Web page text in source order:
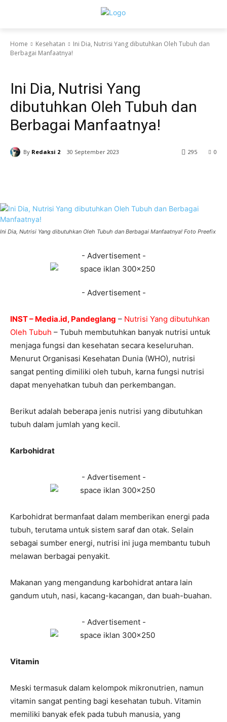
Home Kesehatan
Ini Dia, Nutrisi Yang dibutuhkan Oleh Tubuh dan
Berbagai Manfaatnya!
Ini Dia, Nutrisi Yang
dibutuhkan Oleh Tubuh dan
Berbagai Manfaatnya!
By Redaksi 2 30 September 2023 0
295
Ini Dia, Nutrisi Yang dibutuhkan Oleh Tubuh dan Berbagai Manfaatnya! Foto Preefix
- Advertisement -
- Advertisement -
INST – Media.id, Pandeglang – Nutrisi Yang dibutuhkan
Oleh Tubuh – Tubuh membutuhkan banyak nutrisi untuk
menjaga fungsi dan kesehatan secara keseluruhan.
Menurut Organisasi Kesehatan Dunia (WHO), nutrisi
sangat penting dimiliki oleh tubuh, karna fungsi nutrisi
dapat menyehatkan tubuh dan perkembangan.
Berikut adalah beberapa jenis nutrisi yang dibutuhkan
tubuh dalam jumlah yang kecil.
Karbohidrat
- Advertisement -
Karbohidrat bermanfaat dalam memberikan energi pada
tubuh, terutama untuk sistem saraf dan otak. Selain
sebagai sumber energi, nutrisi ini juga membantu tubuh
melawan berbagai penyakit.
Makanan yang mengandung karbohidrat antara lain
gandum utuh, nasi, kacang-kacangan, dan buah-buahan.
- Advertisement -
Vitamin
Meski termasuk dalam kelompok mikronutrien, namun
vitamin sangat penting bagi kesehatan tubuh. Vitamin
memiliki banyak efek pada tubuh manusia, yang